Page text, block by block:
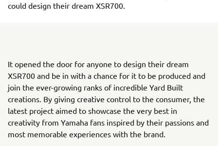
could design their dream XSR700.
It opened the door for anyone to design their dream
XSR700 and be in with a chance for it to be produced and
join the ever-growing ranks of incredible Yard Built
creations. By giving creative control to the consumer, the
latest project aimed to showcase the very best in
creativity from Yamaha fans inspired by their passions and
most memorable experiences with the brand.